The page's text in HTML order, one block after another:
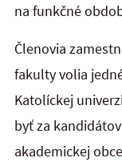
na funkčné
Členovia
fakulty volia
Katolíckej
byť za
akademickej